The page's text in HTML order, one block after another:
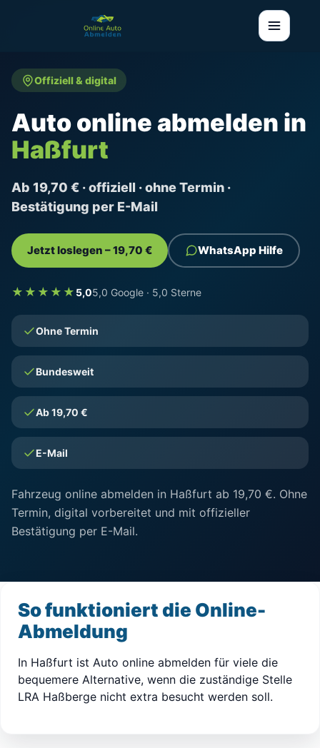
Offiziell & digital
Auto online abmelden in
Haßfurt
Ab 19,70 € · offiziell · ohne Termin ·
Bestätigung per E-Mail
Jetzt loslegen – 19,70 € WhatsApp Hilfe
★★★★★ 5,05,0 Google · 5,0 Sterne
Ohne Termin
Bundesweit
Ab 19,70 €
E-Mail
Fahrzeug online abmelden in Haßfurt ab 19,70 €. Ohne
Termin, digital vorbereitet und mit offizieller
Bestätigung per E-Mail.
So funktioniert die Online-
Abmeldung
In Haßfurt ist Auto online abmelden für viele die
bequemere Alternative, wenn die zuständige Stelle
LRA Haßberge nicht extra besucht werden soll.